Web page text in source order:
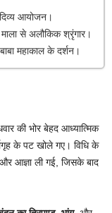
आयोजन।
से अलौकिक श्रृंगार।
महाकाल के दर्शन।
की भोर बेहद आध्यात्मिक
के पट खोले गए। विधि के
आज्ञा ली गई, जिसके बाद